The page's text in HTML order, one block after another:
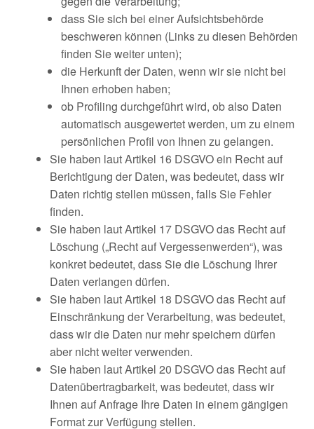
dass Sie sich bei einer Aufsichtsbehörde
beschweren können (Links zu diesen Behörden
finden Sie weiter unten);
die Herkunft der Daten, wenn wir sie nicht bei
Ihnen erhoben haben;
ob Profiling durchgeführt wird, ob also Daten
automatisch ausgewertet werden, um zu einem
persönlichen Profil von Ihnen zu gelangen.
Sie haben laut Artikel 16 DSGVO ein Recht auf
Berichtigung der Daten, was bedeutet, dass wir
Daten richtig stellen müssen, falls Sie Fehler
finden.
Sie haben laut Artikel 17 DSGVO das Recht auf
Löschung („Recht auf Vergessenwerden“), was
konkret bedeutet, dass Sie die Löschung Ihrer
Daten verlangen dürfen.
Sie haben laut Artikel 18 DSGVO das Recht auf
Einschränkung der Verarbeitung, was bedeutet,
dass wir die Daten nur mehr speichern dürfen
aber nicht weiter verwenden.
Sie haben laut Artikel 20 DSGVO das Recht auf
Datenübertragbarkeit, was bedeutet, dass wir
Ihnen auf Anfrage Ihre Daten in einem gängigen
Format zur Verfügung stellen.